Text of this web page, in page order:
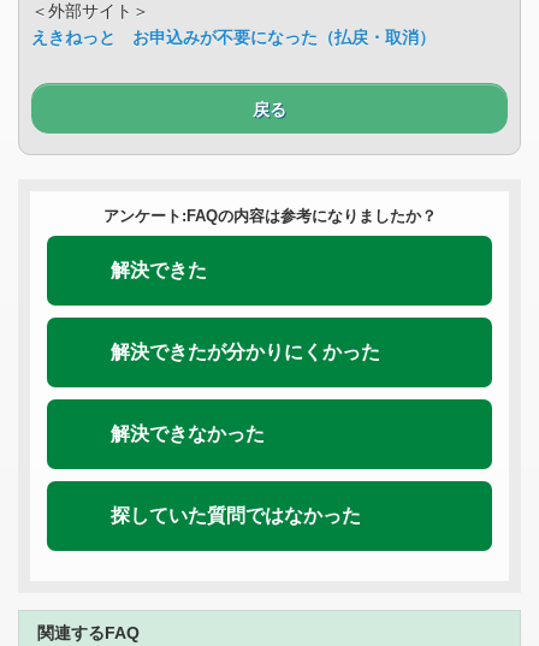
＜外部サイト＞
えきねっと お申込みが不要になった（払戻・取消）
戻る
アンケート:FAQの内容は参考になりましたか？
解決できた
解決できたが分かりにくかった
解決できなかった
探していた質問ではなかった
関連するFAQ